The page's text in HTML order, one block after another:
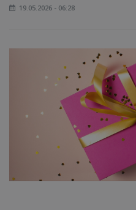
19.05.2026 - 06:28